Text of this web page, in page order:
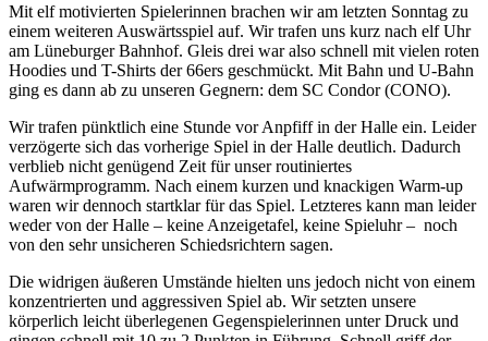
Mit elf motivierten Spielerinnen brachen wir am letzten Sonntag zu
einem weiteren Auswärtsspiel auf. Wir trafen uns kurz nach elf Uhr
am Lüneburger Bahnhof. Gleis drei war also schnell mit vielen roten
Hoodies und T-Shirts der 66ers geschmückt. Mit Bahn und U-Bahn
ging es dann ab zu unseren Gegnern: dem SC Condor (CONO).
Wir trafen pünktlich eine Stunde vor Anpfiff in der Halle ein. Leider
verzögerte sich das vorherige Spiel in der Halle deutlich. Dadurch
verblieb nicht genügend Zeit für unser routiniertes
Aufwärmprogramm. Nach einem kurzen und knackigen Warm-up
waren wir dennoch startklar für das Spiel. Letzteres kann man leider
weder von der Halle – keine Anzeigetafel, keine Spieluhr – noch
von den sehr unsicheren Schiedsrichtern sagen.
Die widrigen äußeren Umstände hielten uns jedoch nicht von einem
konzentrierten und aggressiven Spiel ab. Wir setzten unsere
körperlich leicht überlegenen Gegenspielerinnen unter Druck und